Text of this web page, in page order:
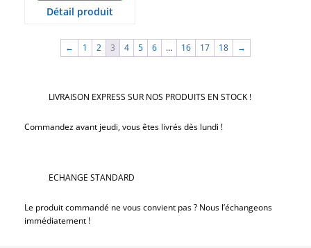
Détail produit
← 1 2 3 4 5 6 … 16 17 18 →
LIVRAISON EXPRESS SUR NOS PRODUITS EN STOCK !
Commandez avant jeudi, vous êtes livrés dès lundi !
ECHANGE STANDARD
Le produit commandé ne vous convient pas ? Nous l’échangeons
immédiatement !